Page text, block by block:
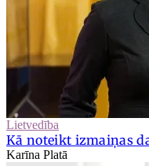
Lietvedība
Kā noteikt izmaiņas
Karīna Platā